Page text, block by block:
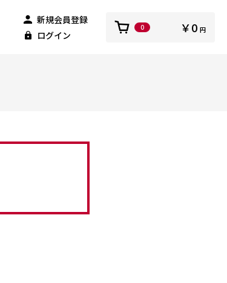
新規会員登録
ログイン
0 ￥0 円